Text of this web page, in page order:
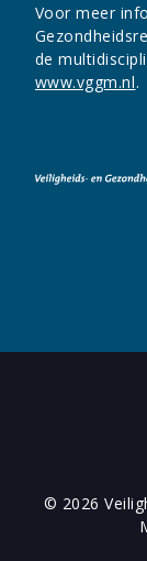
Voor meer
de
www.vggm.nl.
© 2026